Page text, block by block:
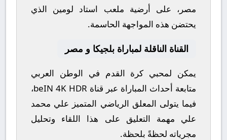
مصر، على أرضية ملعب استاد لومين الذي
يحتضن هذه المواجهة الحاسمة.
القناة الناقلة لمباراة بلجيكا و مصر
يمكن لمحبي كرة القدم في الوطن العربي
متابعة أحداث المباراة عبر قناة beIN 4K HDR،
فيما يتولى المعلق الرياضي المتميز علي محمد
علي مهمة التعليق على هذا اللقاء وتحليل
مجرياته لحظةً بلحظة.